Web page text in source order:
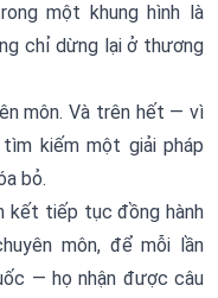
một khung hình là
chỉ dừng lại ở thương
môn. Và trên hết — vì
kiếm một giải pháp
bỏ.
kết tiếp tục đồng hành
môn, để mỗi lần
— họ nhận được câu